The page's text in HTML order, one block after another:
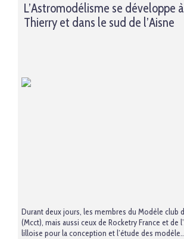
L’Astromodélisme se développe
Thierry et dans le sud de l’Aisne
Durant deux jours, les membres du Modèle club
(Mcct), mais aussi ceux de Rocketry France et de
lilloise pour la conception et l’étude des